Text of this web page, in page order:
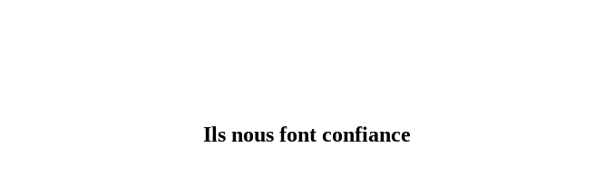
Ils nous font confiance